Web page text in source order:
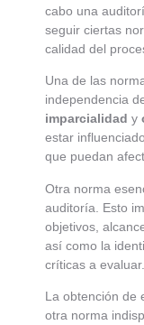
cabo una
seguir ciertas
calidad del
Una de las
independencia
imparcialidad y
estar
que puedan
Otra norma
auditoría. Esto
objetivos,
así como la
críticas a evaluar.
La obtención de
otra norma